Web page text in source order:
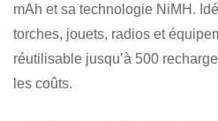
mAh et sa technologie NiMH.
torches, jouets, radios et
réutilisable jusqu’à 500
les coûts.